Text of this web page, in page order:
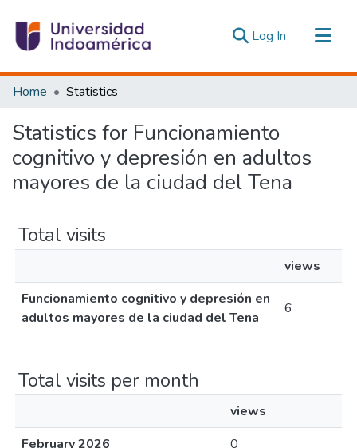
Log In (current)
Communities & Collections
Estadísticas Externas
Home Statistics
Statistics for Funcionamiento
cognitivo y depresión en adultos
mayores de la ciudad del Tena
Total visits
views
Funcionamiento cognitivo y depresión en
adultos mayores de la ciudad del Tena
6
Total visits per month
views
February 2026
0